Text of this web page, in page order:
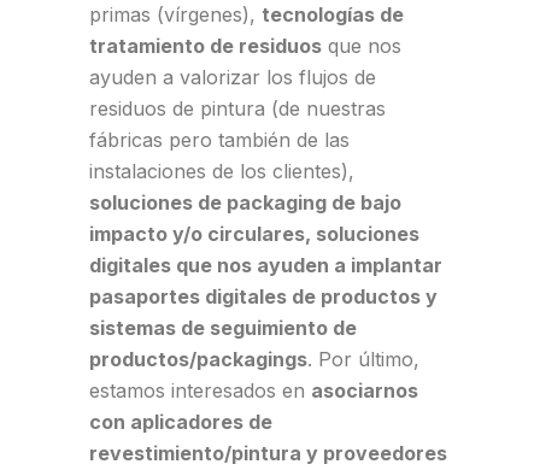
primas (vírgenes), tecnologías de
tratamiento de residuos que nos
ayuden a valorizar los flujos de
residuos de pintura (de nuestras
fábricas pero también de las
instalaciones de los clientes),
soluciones de packaging de bajo
impacto y/o circulares, soluciones
digitales que nos ayuden a implantar
pasaportes digitales de productos y
sistemas de seguimiento de
productos/packagings. Por último,
estamos interesados en asociarnos
con aplicadores de
revestimiento/pintura y proveedores